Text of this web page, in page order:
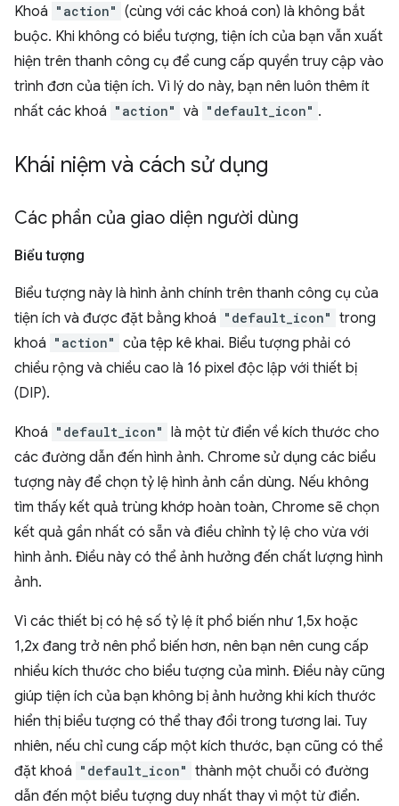
Khoá "action" (cùng với các khoá con) là không bắt
buộc. Khi không có biểu tượng, tiện ích của bạn vẫn xuất
hiện trên thanh công cụ để cung cấp quyền truy cập vào
trình đơn của tiện ích. Vì lý do này, bạn nên luôn thêm ít
nhất các khoá "action" và "default_icon" .
Khái niệm và cách sử dụng
Các phần của giao diện người dùng
Biểu tượng
Biểu tượng này là hình ảnh chính trên thanh công cụ của
tiện ích và được đặt bằng khoá "default_icon" trong
khoá "action" của tệp kê khai. Biểu tượng phải có
chiều rộng và chiều cao là 16 pixel độc lập với thiết bị
(DIP).
Khoá "default_icon" là một từ điển về kích thước cho
các đường dẫn đến hình ảnh. Chrome sử dụng các biểu
tượng này để chọn tỷ lệ hình ảnh cần dùng. Nếu không
tìm thấy kết quả trùng khớp hoàn toàn, Chrome sẽ chọn
kết quả gần nhất có sẵn và điều chỉnh tỷ lệ cho vừa với
hình ảnh. Điều này có thể ảnh hưởng đến chất lượng hình
ảnh.
Vì các thiết bị có hệ số tỷ lệ ít phổ biến như 1,5x hoặc
1,2x đang trở nên phổ biến hơn, nên bạn nên cung cấp
nhiều kích thước cho biểu tượng của mình. Điều này cũng
giúp tiện ích của bạn không bị ảnh hưởng khi kích thước
hiển thị biểu tượng có thể thay đổi trong tương lai. Tuy
nhiên, nếu chỉ cung cấp một kích thước, bạn cũng có thể
đặt khoá "default_icon" thành một chuỗi có đường
dẫn đến một biểu tượng duy nhất thay vì một từ điển.